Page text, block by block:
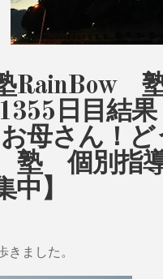
RainBow
日目結
母さん！ど
個別指
】
ました。